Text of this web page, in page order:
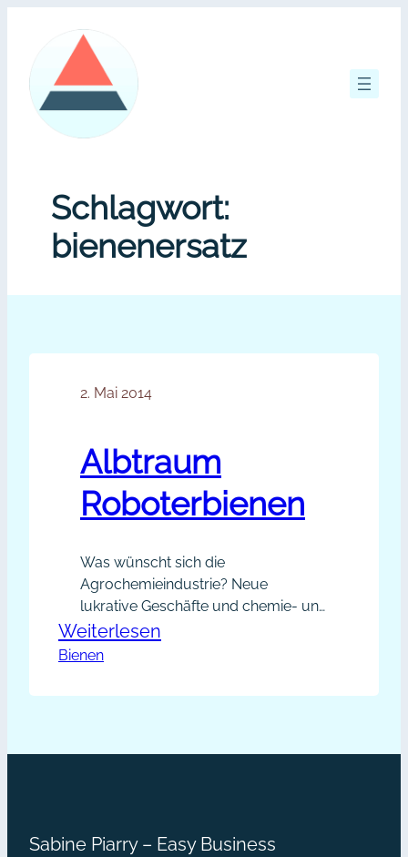
springen
Schlagwort:
bienenersatz
2. Mai 2014
Albtraum
Roboterbienen
Was wünscht sich die
Agrochemieindustrie? Neue
lukrative Geschäfte und chemie- und
gentechnisch resistente Bienen. Die
Harvard-Universität hat bereits die
Roboterbiene kann diese Wünsche
soll, erklärt ein Artikel von Harvard in
Orginialtext Auszug: Coordinated
Weiterlesen
Bienen
Sabine Piarry – Easy Business